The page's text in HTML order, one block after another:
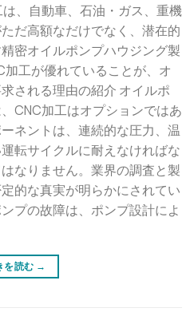
、自動車、石油・ガス、重機
だ高額なだけでなく、潜在的
密オイルポンプハウジング製
工が優れていることが、オ
される理由の紹介 オイルポ
CNC加工はオプションではあ
ネントは、連続的な圧力、温
転サイクルに耐えなければな
なりません。業界の調査と製
的な真実が明らかにされてい
プの故障は、ポンプ設計によ
を読む →